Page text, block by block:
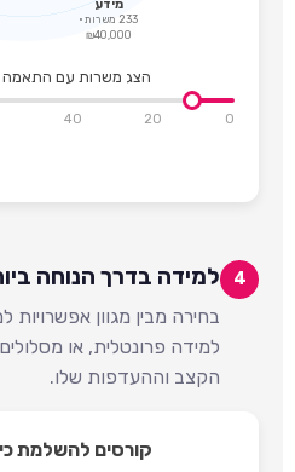
מידע
233 משרות ·
₪40,000
הצג משרות עם
0
20
40
4 למידה בדרך הנוחה
בחירה מבין מגוון אפשרויות
למידה פרונטלית, או
הקצב וההעדפות שלו.
קורסים להשלמת